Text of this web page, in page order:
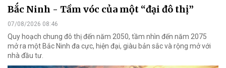
Bắc Ninh - Tầm vóc của một “đại đô thị”
07/08/2026 08:46
Quy hoạch chung đô thị đến năm 2050, tầm nhìn đến năm 2075
mở ra một Bắc Ninh đa cực, hiện đại, giàu bản sắc và rộng mở với
nhà đầu tư.